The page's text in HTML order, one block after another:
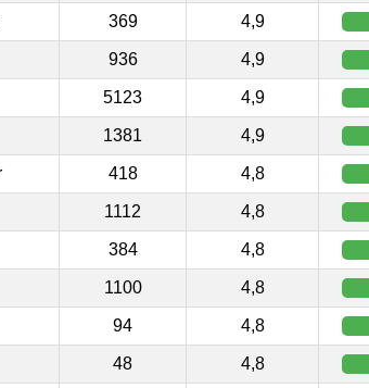
369 4,9
936 4,9
5123 4,9
1381 4,9
418 4,8
1112 4,8
384 4,8
1100 4,8
94 4,8
48 4,8